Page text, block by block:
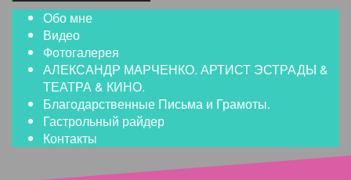
Обо мне
Видео
Фотогалерея
АЛЕКСАНДР МАРЧЕНКО. АРТИСТ ЭСТРАДЫ &
ТЕАТРА & КИНО.
Благодарственные Письма и Грамоты.
Гастрольный райдер
Контакты